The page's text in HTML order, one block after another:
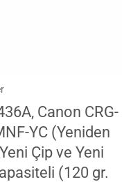
Canon CRG-
YC (Yeniden
Çip ve Yeni
(120 gr.